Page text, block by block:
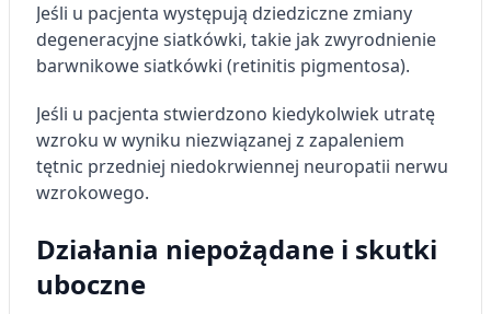
Jeśli u pacjenta występują dziedziczne zmiany
degeneracyjne siatkówki, takie jak zwyrodnienie
barwnikowe siatkówki (retinitis pigmentosa).
Jeśli u pacjenta stwierdzono kiedykolwiek utratę
wzroku w wyniku niezwiązanej z zapaleniem
tętnic przedniej niedokrwiennej neuropatii nerwu
wzrokowego.
Działania niepożądane i skutki
uboczne